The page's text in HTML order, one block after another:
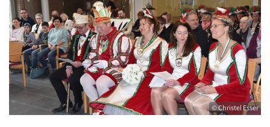
© Christel Esser